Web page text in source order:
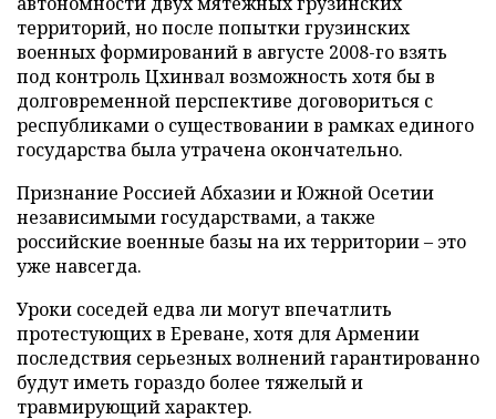
территорий, но после попытки грузинских
военных формирований в августе 2008-го взять
под контроль Цхинвал возможность хотя бы в
долговременной перспективе договориться с
республиками о существовании в рамках единого
государства была утрачена окончательно.
Признание Россией Абхазии и Южной Осетии
независимыми государствами, а также
российские военные базы на их территории – это
уже навсегда.
Уроки соседей едва ли могут впечатлить
протестующих в Ереване, хотя для Армении
последствия серьезных волнений гарантированно
будут иметь гораздо более тяжелый и
травмирующий характер.